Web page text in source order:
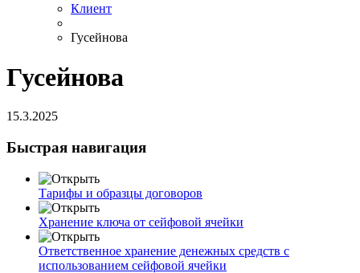
Клиент
Гусейнова
Гусейнова
15.3.2025
Быстрая навигация
Тарифы и образцы договоров
Хранение ключа от сейфовой ячейки
Ответственное хранение денежных средств с
использованием сейфовой ячейки